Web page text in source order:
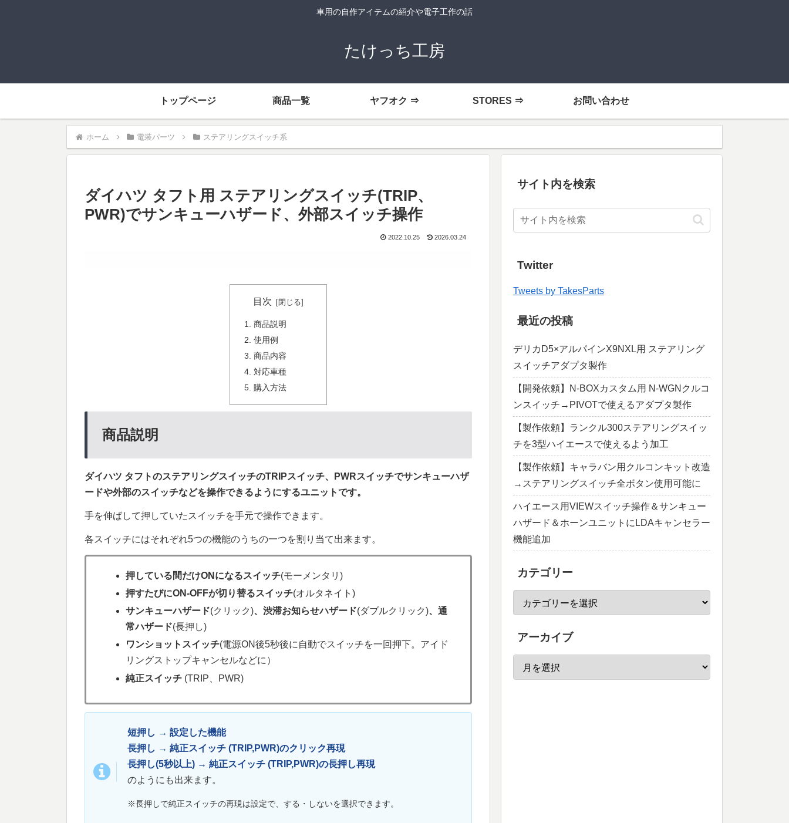
車用の自作アイテムの紹介や電子工作の話
たけっち工房
トップページ 商品一覧 ヤフオク ⇒ STORES ⇒ お問い合わせ
ホーム 電装パーツ ステアリングスイッチ系
ダイハツ タフト用 ステアリングスイッチ(TRIP、
PWR)でサンキューハザード、外部スイッチ操作
2022.10.25 2026.03.24
目次
商品説明
使用例
商品内容
対応車種
購入方法
商品説明
ダイハツ タフトのステアリングスイッチのTRIPスイッチ、PWRスイッチでサンキューハザ
ードや外部のスイッチなどを操作できるようにするユニットです。
手を伸ばして押していたスイッチを手元で操作できます。
各スイッチにはそれぞれ5つの機能のうちの一つを割り当て出来ます。
押している間だけONになるスイッチ(モーメンタリ)
押すたびにON-OFFが切り替るスイッチ(オルタネイト)
サンキューハザード(クリック)、渋滞お知らせハザード(ダブルクリック)、通
常ハザード(長押し)
ワンショットスイッチ(電源ON後5秒後に自動でスイッチを一回押下。アイド
リングストップキャンセルなどに）
純正スイッチ (TRIP、PWR)
短押し → 設定した機能
長押し → 純正スイッチ (TRIP,PWR)のクリック再現
長押し(5秒以上) → 純正スイッチ (TRIP,PWR)の長押し再現
のようにも出来ます。
※長押しで純正スイッチの再現は設定で、する・しないを選択できます。
サイト内を検索
Twitter
Tweets by TakesParts
最近の投稿
デリカD5×アルパインX9NXL用 ステアリング
スイッチアダプタ製作
【開発依頼】N-BOXカスタム用 N-WGNクルコ
ンスイッチ→PIVOTで使えるアダプタ製作
【製作依頼】ランクル300ステアリングスイッ
チを3型ハイエースで使えるよう加工
【製作依頼】キャラバン用クルコンキット改造
→ステアリングスイッチ全ボタン使用可能に
ハイエース用VIEWスイッチ操作＆サンキュー
ハザード＆ホーンユニットにLDAキャンセラー
機能追加
カテゴリー
アーカイブ